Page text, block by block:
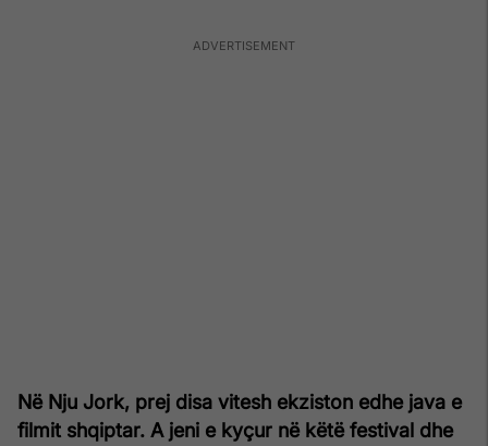
Në Nju Jork, prej disa vitesh ekziston edhe java e
filmit shqiptar. A jeni e kyçur në këtë festival dhe